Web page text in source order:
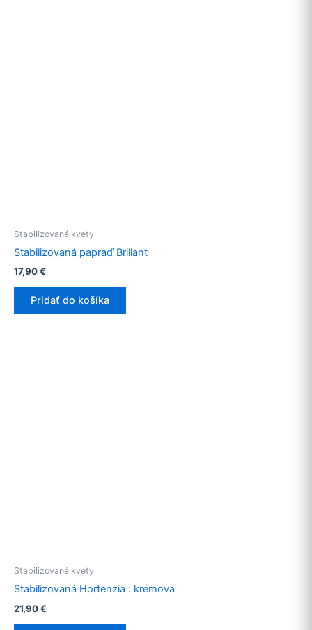
Stabilizované kvety
Stabilizovaná papraď Brillant
17,90€
Pridať do košíka
Stabilizované kvety
Stabilizovaná Hortenzia : krémova
21,90€